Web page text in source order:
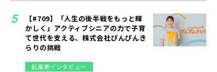
【#709】「人生の後半戦をもっと輝
かしく」アクティブシニアの力で子育
て世代を支える、株式会社ぴんぴんき
らりの挑戦
起業家インタビュー